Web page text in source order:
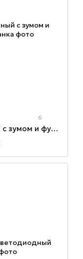
6
Фонарик светодиодный с зумом и функцией повербанка